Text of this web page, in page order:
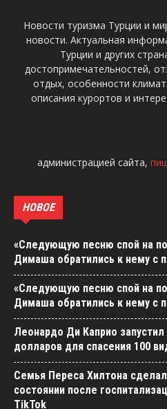
Новости туризма Турции и
новости. Актуальная
Турции и других
достопримечательностей,
отдых, особенности
описания курортов и
администрацией сайта,
НОВОЕ
«Следующую песню спой на
Димаша обратились к нему с
«Следующую песню спой на
Димаша обратились к нему с
Леонардо Ди Каприо
долларов для спасения 100
Семья Переса Хилтона
состоянии после
TikTok